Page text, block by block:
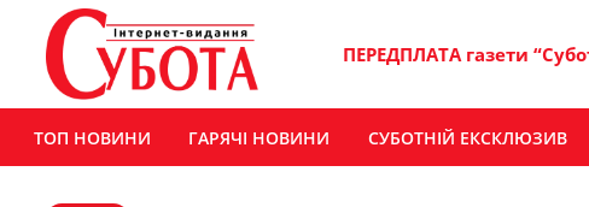
ПЕРЕДПЛАТА газети
ТОП НОВИНИ ГАРЯЧІ НОВИНИ СУБОТНІЙ ЕКСКЛЮЗИВ